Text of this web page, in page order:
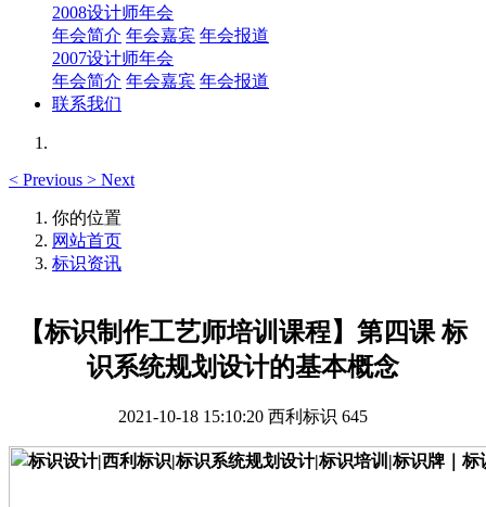
2008设计师年会
年会简介 年会嘉宾 年会报道
2007设计师年会
年会简介 年会嘉宾 年会报道
联系我们
< Previous > Next
你的位置
网站首页
标识资讯
【标识制作工艺师培训课程】第四课 标
识系统规划设计的基本概念
2021-10-18 15:10:20 西利标识 645